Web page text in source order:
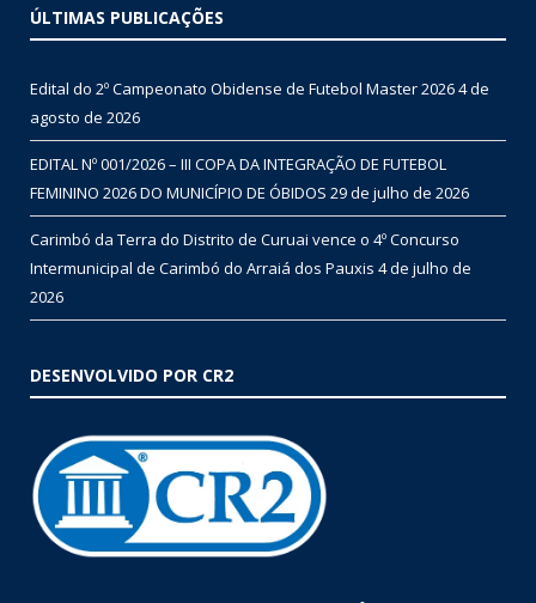
ÚLTIMAS PUBLICAÇÕES
Edital do 2º Campeonato Obidense de Futebol Master 20264 de
agosto de 2026
EDITAL Nº 001/2026 – III COPA DA INTEGRAÇÃO DE FUTEBOL
FEMININO 2026 DO MUNICÍPIO DE ÓBIDOS 29 de julho de 2026
Carimbó da Terra do Distrito de Curuai vence o 4º Concurso
Intermunicipal de Carimbó do Arraiá dos Pauxis 4 de julho de
2026
DESENVOLVIDO POR CR2